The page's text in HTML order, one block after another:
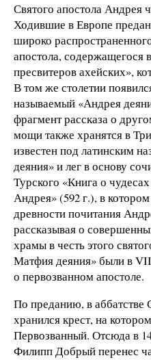
Святого апостола Андрея
Ходившие в Европе
широко
апостола, содержащегося
пресвитеров ахейских»,
В том же столетии
называемый «Андрея
фрагмент рассказа о
мощи также хранятся в
известен под латинским
деяния» и лег в основу
Турского «Книга о
Андрея» (592 г.), в
древности почитания
рассказывая о
храмы в честь этого
Матфия деяния» были в
о первозванном апостоле.
По преданию, в аббатстве
хранился крест, на
Первозванный. Отсюда в
Филипп Добрый перенес